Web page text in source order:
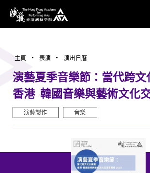
香港演藝學院
主頁 表演 演出日曆
演藝夏季音樂節：當代跨文
香港-韓國音樂與藝術文化
演藝製作 音樂